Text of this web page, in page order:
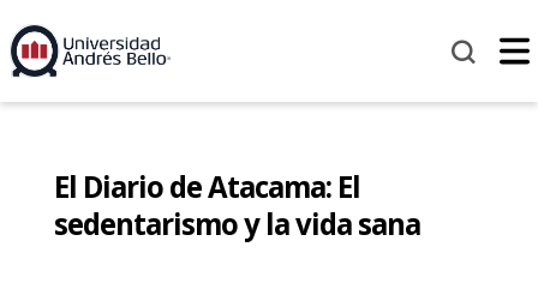
El Diario de Atacama: El
sedentarismo y la vida sana